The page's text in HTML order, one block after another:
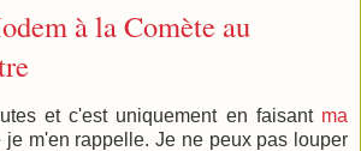
à la Comète au
et c'est uniquement en faisant ma
je m'en rappelle. Je ne peux pas louper